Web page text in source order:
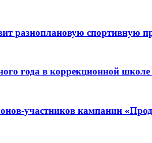
разноплановую спортивную
года в коррекционной
участников кампании